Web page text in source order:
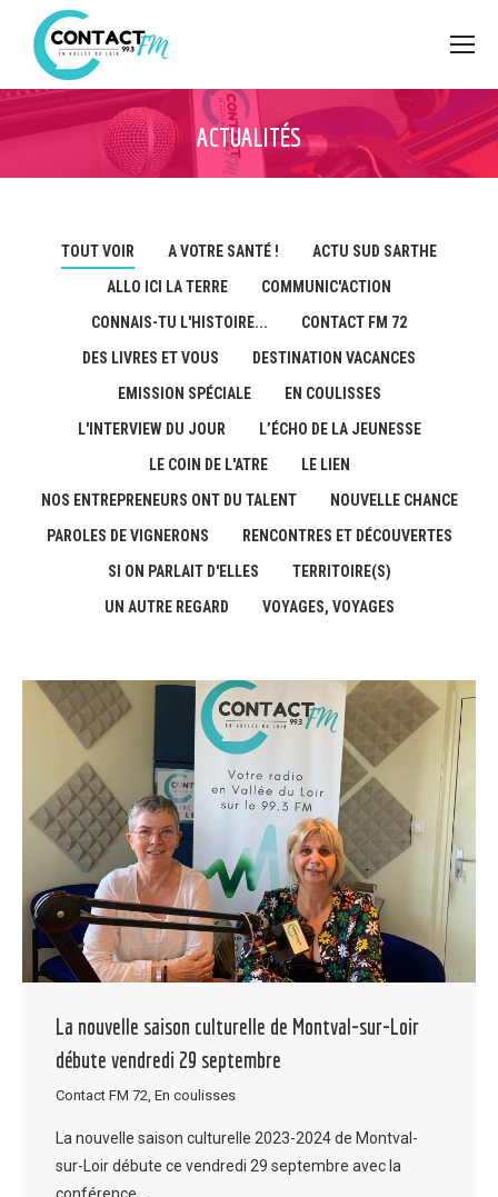
ACTUALITÉS
TOUT VOIR A VOTRE SANTÉ !
ACTU SUD SARTHE
ALLO ICI LA TERRE
COMMUNIC'ACTION
CONNAIS-TU L'HISTOIRE...
CONTACT FM 72
DES LIVRES ET VOUS
DESTINATION VACANCES
EMISSION SPÉCIALE
EN COULISSES
L'INTERVIEW DU JOUR
L’ÉCHO DE LA JEUNESSE
LE COIN DE L'ATRE
LE LIEN
NOS ENTREPRENEURS ONT DU TALENT
NOUVELLE CHANCE
PAROLES DE VIGNERONS
RENCONTRES ET DÉCOUVERTES
SI ON PARLAIT D'ELLES
TERRITOIRE(S)
UN AUTRE REGARD
VOYAGES, VOYAGES
La nouvelle saison culturelle de Montval-sur-Loir
débute vendredi 29 septembre
Contact FM 72 En coulisses
La nouvelle saison culturelle 2023-2024 de Montval-
sur-Loir débute ce vendredi 29 septembre avec la